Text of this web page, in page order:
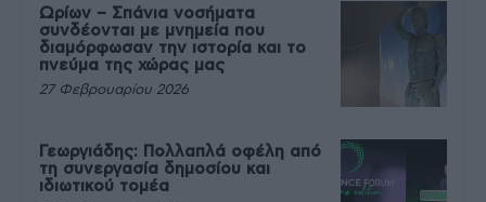
Ωρίων – Σπάνια νοσήματα
συνδέονται με μνημεία που
διαμόρφωσαν την ιστορία και το
πνεύμα της χώρας μας
27 Φεβρουαρίου 2026
Γεωργιάδης: Πολλαπλά οφέλη από
τη συνεργασία δημοσίου και
ιδιωτικού τομέα